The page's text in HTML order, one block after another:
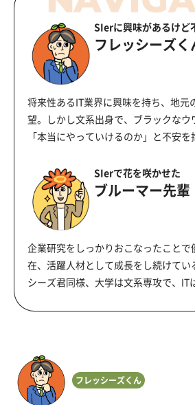
SIerに興味があるけど
フレッシーズく
将来性あるIT業界に興味を持ち、地元
望。しかし文系出身で、ブラックなウ
「本当にやっていけるのか」と不安を
SIerで花を咲かせた
ブルーマー先輩
企業研究をしっかりおこなったこと
在、活躍人材として成長をし続けてい
シーズ君同様、大学は文系専攻で、IT
フレッシーズくん